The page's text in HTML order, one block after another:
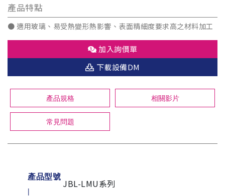
產品特點
● 適用玻璃、易受熱變形熱影響、表面精細度要求高之材料加工
加入詢價單
下載設備DM
產品規格 相關影片
常見問題
產品型號
|
JBL-LMU系列